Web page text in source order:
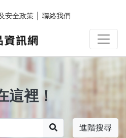
安全政策 聯絡我們
這裡！
進階搜尋